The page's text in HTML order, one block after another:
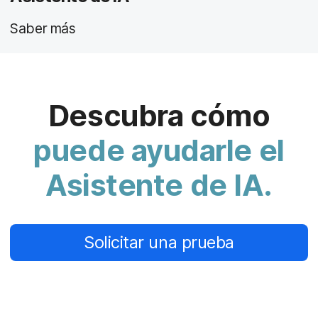
Saber más
Descubra cómo
puede ayudarle el
Asistente de IA.
Solicitar una prueba